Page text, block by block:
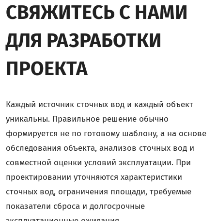
СВЯЖИТЕСЬ С НАМИ
ДЛЯ РАЗРАБОТКИ
ПРОЕКТА
Каждый источник сточных вод и каждый объект
уникальны. Правильное решение обычно
формируется не по готовому шаблону, а на основе
обследования объекта, анализов сточных вод и
совместной оценки условий эксплуатации. При
проектировании уточняются характеристики
сточных вод, ограничения площади, требуемые
показатели сброса и долгосрочные